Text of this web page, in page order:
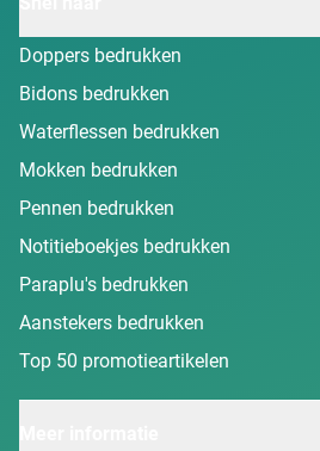
Doppers bedrukken
Bidons bedrukken
Waterflessen bedrukken
Mokken bedrukken
Pennen bedrukken
Notitieboekjes bedrukken
Paraplu's bedrukken
Aanstekers bedrukken
Top 50 promotieartikelen